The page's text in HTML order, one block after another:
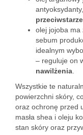
olej jojoba ma
sebum
idealnym
– reguluje on
nawilżenia
Wszystkie te
powierzchni skóry,
oraz ochronę przed
masła shea i oleju
stan skóry oraz